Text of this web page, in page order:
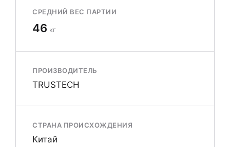
СРЕДНИЙ ВЕС ПАРТИИ
46 кг
ПРОИЗВОДИТЕЛЬ
TRUSTECH
СТРАНА ПРОИСХОЖДЕНИЯ
Китай